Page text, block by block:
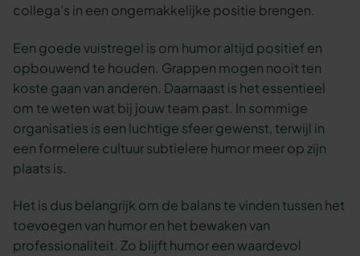
collega’s in een ongemakkelijke positie brengen.
Een goede vuistregel is om humor altijd positief en
opbouwend te houden. Grappen mogen nooit ten
koste gaan van anderen. Daarnaast is het essentieel
om te weten wat bij jouw team past. In sommige
organisaties is een luchtige sfeer gewenst, terwijl in
een formelere cultuur subtielere humor meer op zijn
plaats is.
Het is dus belangrijk om de balans te vinden tussen het
toevoegen van humor en het bewaken van
professionaliteit. Zo blijft humor een waardevol